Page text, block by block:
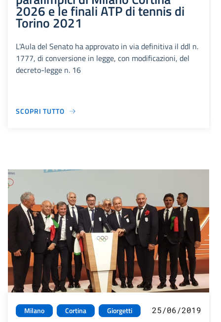
2026 e le finali ATP di tennis di
Torino 2021
L'Aula del Senato ha approvato in via definitiva il ddl n.
1777, di conversione in legge, con modificazioni, del
decreto-legge n. 16
SCOPRI TUTTO
Milano Cortina Giorgetti 25/06/2019